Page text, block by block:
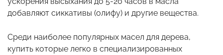
добавляют сиккативы (олифу) и другие вещества.
Среди наиболее популярных масел для дерева,
купить которые легко в специализированных